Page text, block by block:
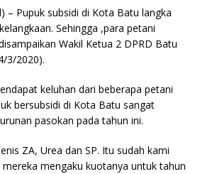
– Pupuk subsidi di Kota Batu langka
Sehingga ,para petani
Wakil Ketua 2 DPRD Batu
3/2020).
keluhan dari beberapa petani
bersubsidi di Kota Batu sangat
pasokan pada tahun ini.
ZA, Urea dan SP. Itu sudah kami
mengaku kuotanya untuk tahun